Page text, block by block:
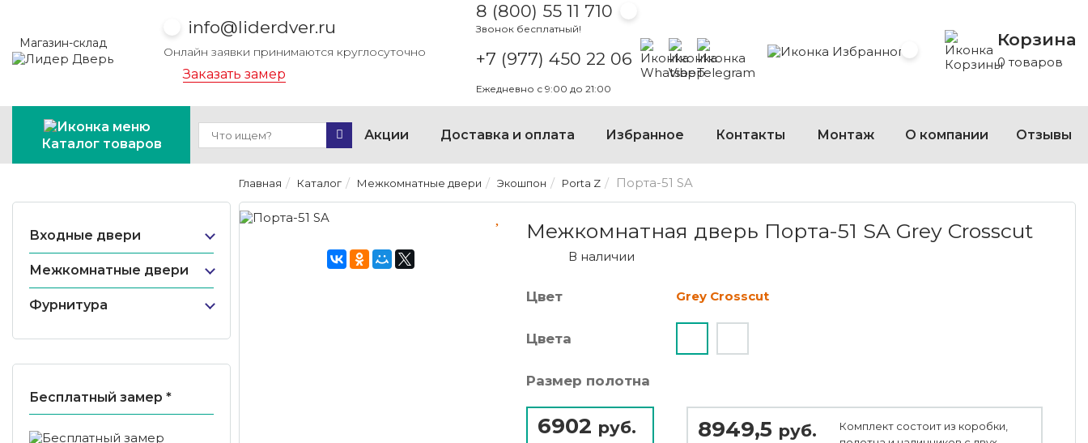
Магазин-склад
info@liderdver.ru
Онлайн заявки принимаются круглосуточно
Заказать замер
8 (800) 55 11 710
Звонок бесплатный!
+7 (977) 450 22 06
Написать на Whatsapp
Написать на Viber
Написать на Telegram
Ежедневно с 9:00 до 21:00
Избранное Корзина
0 товаров
Каталог товаров
Акции Доставка и оплата Избранное Контакты Монтаж О компании Отзывы
Входные двери
Межкомнатные двери
Фурнитура
Бесплатный замер *
Главная Каталог Межкомнатные двери Экошпон Porta Z Порта-51 SA
Межкомнатная дверь Порта-51 SA Grey Crosscut
В наличии
Цвет Grey Crosscut
Цвета
Размер полотна
6902 руб. 8949,5 руб.
Комплект состоит из коробки,